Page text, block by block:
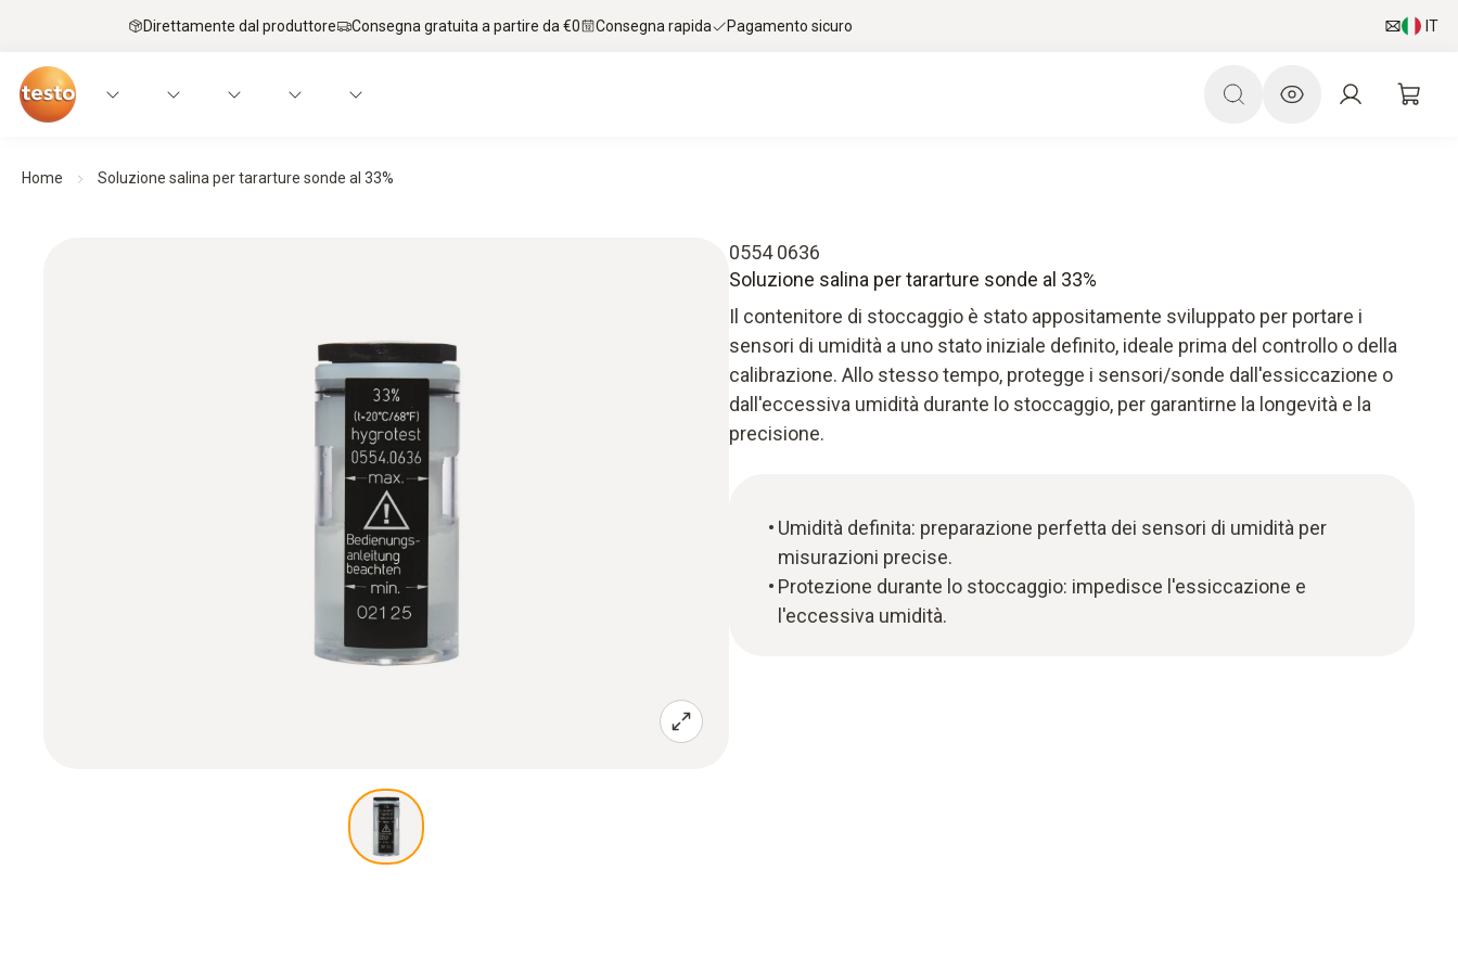
Direttamente dal produttore Consegna gratuita a partire da €0 Consegna rapida Pagamento sicuro IT
Home Soluzione salina per tararture sonde al 33%
0554 0636
Soluzione salina per tararture sonde al 33%
Il contenitore di stoccaggio è stato appositamente sviluppato per portare i
sensori di umidità a uno stato iniziale definito, ideale prima del controllo o della
calibrazione. Allo stesso tempo, protegge i sensori/sonde dall'essiccazione o
dall'eccessiva umidità durante lo stoccaggio, per garantirne la longevità e la
precisione.
Umidità definita: preparazione perfetta dei sensori di umidità per
misurazioni precise.
Protezione durante lo stoccaggio: impedisce l'essiccazione e
l'eccessiva umidità.